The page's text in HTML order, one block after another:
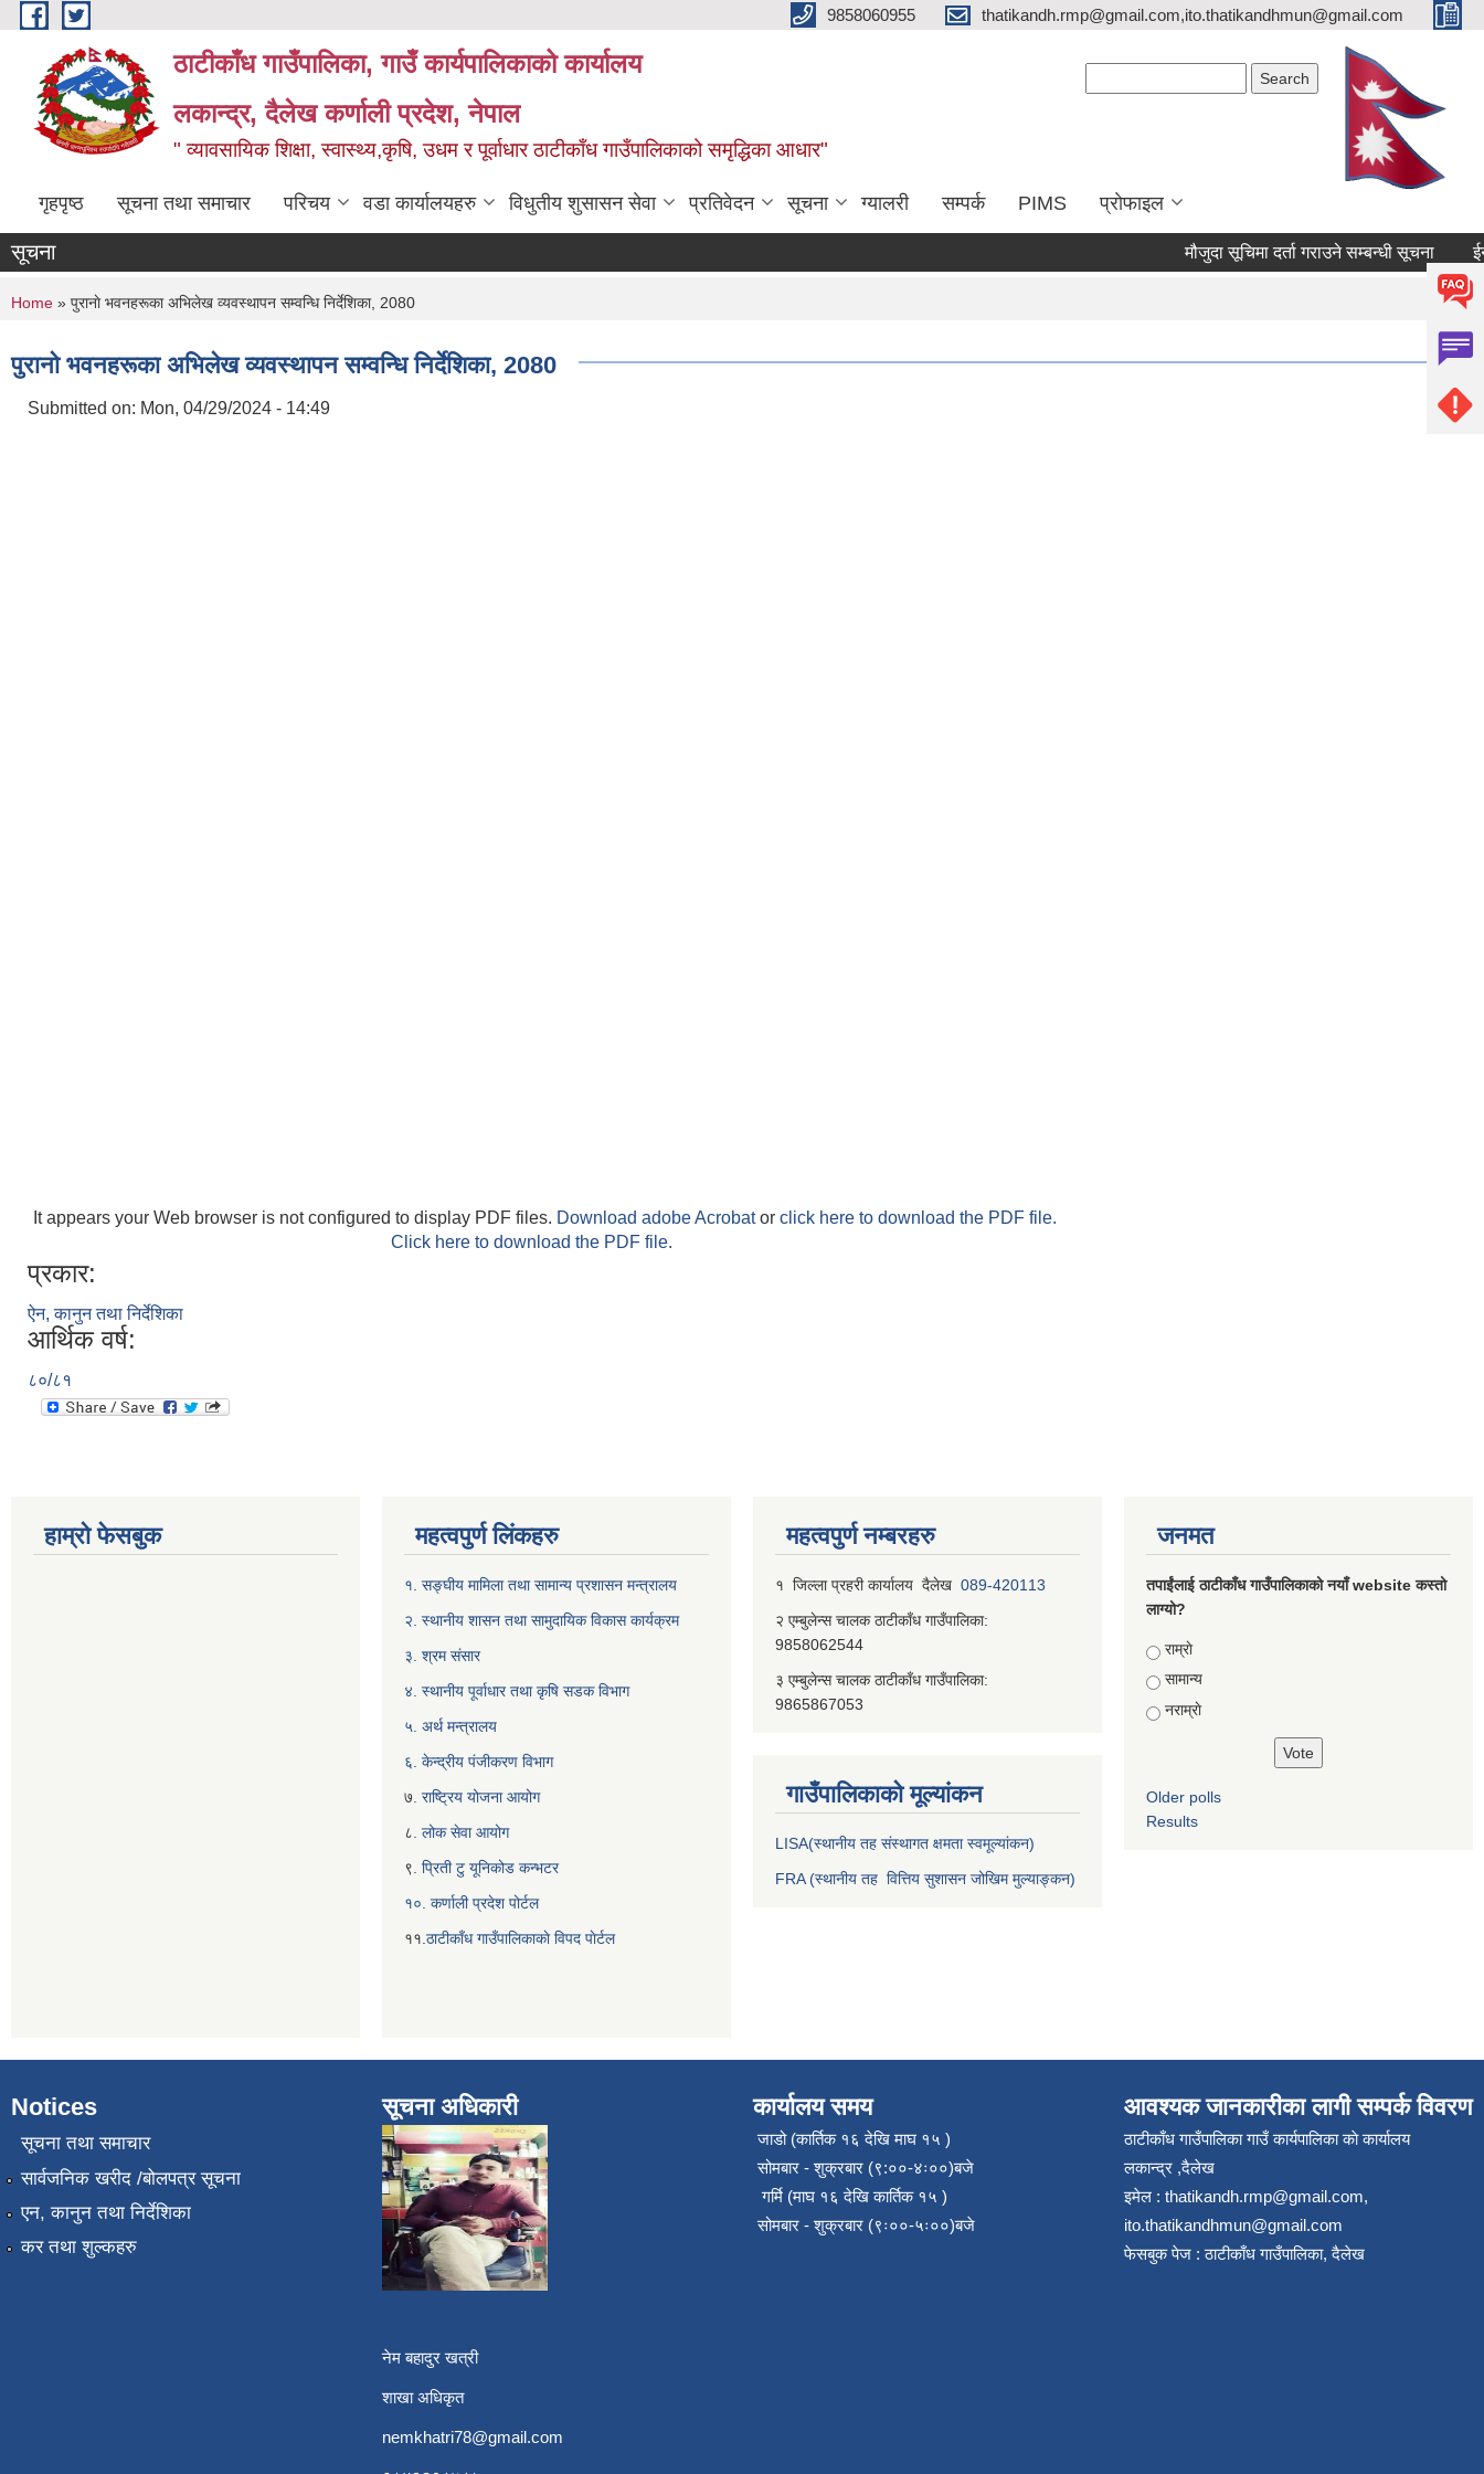
Skip to main content 9858060955 thatikandh.rmp@gmail.com,ito.thatikandhmun@gmail.com
ठाटीकाँध गाउँपालिका, गाउँ कार्यपालिकाको कार्यालय
लकान्द्र, दैलेख कर्णाली प्रदेश, नेपाल
" व्यावसायिक शिक्षा, स्वास्थ्य,कृषि, उधम र पूर्वाधार ठाटीकाँध गाउँपालिकाको समृद्धिका आधार"
गृहपृष्ठ सूचना तथा समाचार परिचय वडा कार्यालयहरु विधुतीय शुसासन सेवा प्रतिवेदन सूचना ग्यालरी सम्पर्क PIMS प्राेफाइल
सूचना मौजुदा सूचिमा दर्ता गराउने सम्बन्धी सूचना
You are here
Home » पुरानाे भवनहरूका अभिलेख व्यवस्थापन सम्वन्धि निर्देशिका, 2080
पुरानाे भवनहरूका अभिलेख व्यवस्थापन सम्वन्धि निर्देशिका, 2080
Submitted on: Mon, 04/29/2024 - 14:49
It appears your Web browser is not configured to display PDF files. Download adobe Acrobator click here to download the PDF file.
Click here to download the PDF file.
प्रकार:
ऐन, कानुन तथा निर्देशिका
आर्थिक वर्ष:
८०/८१
हाम्रो फेसबुक महत्वपुर्ण लिंकहरु
१. सङ्घीय मामिला तथा सामान्य प्रशासन मन्त्रालय
२. स्थानीय शासन तथा सामुदायिक विकास कार्यक्रम
३. श्रम संसार
४. स्थानीय पूर्वाधार तथा कृषि सडक विभाग
५. अर्थ मन्त्रालय
६. केन्द्रीय पंजीकरण विभाग
७ . राष्ट्रिय योजना आयोग
८ . लोक सेवा आयोग
९ . प्रिती टु यूनिकोड कन्भटर
१०. कर्णाली प्रदेश पोर्टल
११. ठाटीकाँध गाउँपालिकाकाे विपद पाेर्टल
महत्वपुर्ण नम्बरहरु
१ जिल्‍ला प्रहरी कार्यालय दैलेख 089-420113
२ एम्बुलेन्स चालक ठाटीकाँध गाउँपालिका:
9858062544
३ एम्बुलेन्स चालक ठाटीकाँध गाउँपालिका:
9865867053
गाउँपालिकाकाे मूल्यांकन
LISA(स्थानीय तह संस्थागत क्षमता स्वमूल्यांकन)
FRA (स्थानीय तह वित्तिय सुशासन जोखिम मुल्याङ्कन)
जनमत
तपाईंलाई ठाटीकाँध गाउँपालिकाको नयाँ website कस्तो
लाग्यो?
Choices
राम्राे
सामान्य
नराम्राे
Older polls
Results
Notices
सूचना तथा समाचार
सार्वजनिक खरीद /बोलपत्र सूचना
एन, कानुन तथा निर्देशिका
कर तथा शुल्कहरु
सूचना अधिकारी
नेम बहादुर खत्री
शाखा अधिकृत
nemkhatri78@gmail.com
कार्यालय समय
जाडो (कार्तिक १६ देखि माघ १५ )
सोमबार - शुक्रबार (९:००-४ः००)बजे
गर्मि (माघ १६ देखि कार्तिक १५ )
सोमबार - शुक्रबार (९ः००-५ः००)बजे
आवश्यक जानकारीका लागी सम्पर्क विवरण
ठाटीकाँध गाउँपालिका गाउँ कार्यपालिका काे कार्यालय
लकान्द्र ,दैलेख
इमेल : thatikandh.rmp@gmail.com,
ito.thatikandhmun@gmail.com
फेसबुक पेज : ठाटीकाँध गाउँपालिका, दैलेख